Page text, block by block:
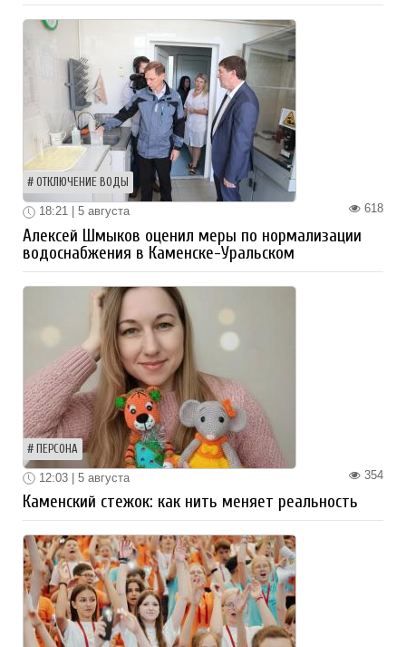
ОТКЛЮЧЕНИЕ ВОДЫ
618
18:21 | 5 августа
Алексей Шмыков оценил меры по нормализации
водоснабжения в Каменске-Уральском
ПЕРСОНА
354
12:03 | 5 августа
Каменский стежок: как нить меняет реальность